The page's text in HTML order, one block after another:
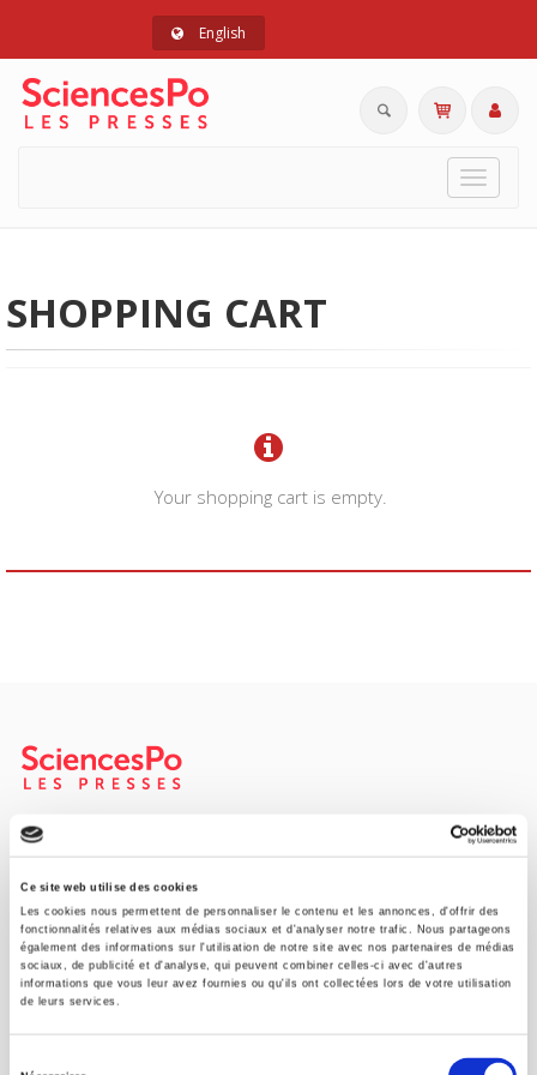
Ce site web utilise des cookies
Les cookies nous permettent de personnaliser le contenu et les annonces, d'offrir des
fonctionnalités relatives aux médias sociaux et d'analyser notre trafic. Nous partageons
également des informations sur l'utilisation de notre site avec nos partenaires de médias
sociaux, de publicité et d'analyse, qui peuvent combiner celles-ci avec d'autres
informations que vous leur avez fournies ou qu'ils ont collectées lors de votre utilisation
de leurs services.
English
Toggle
SHOPPING CART
Your shopping cart is empty.
SCIENCES PO UNIVERSITY PRESS has a threefold role: to publish
original research, to edit reference works for student use, and to
help public and political debate.
CONTACTS
FOREIGN RIGHTS
FOR BOOKSHOPS